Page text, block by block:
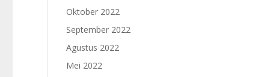
Oktober 2022
September 2022
Agustus 2022
Mei 2022